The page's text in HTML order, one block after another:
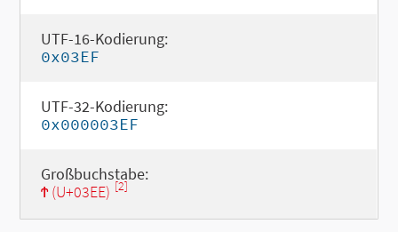
UTF-16-Kodierung:
0x03EF
UTF-32-Kodierung:
0x000003EF
Großbuchstabe:
Ϯ (U+03EE) [2]